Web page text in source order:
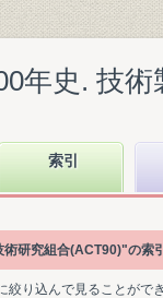
年史. 技
索引
研究組合(ACT90)"の索
絞り込んで見ることがで